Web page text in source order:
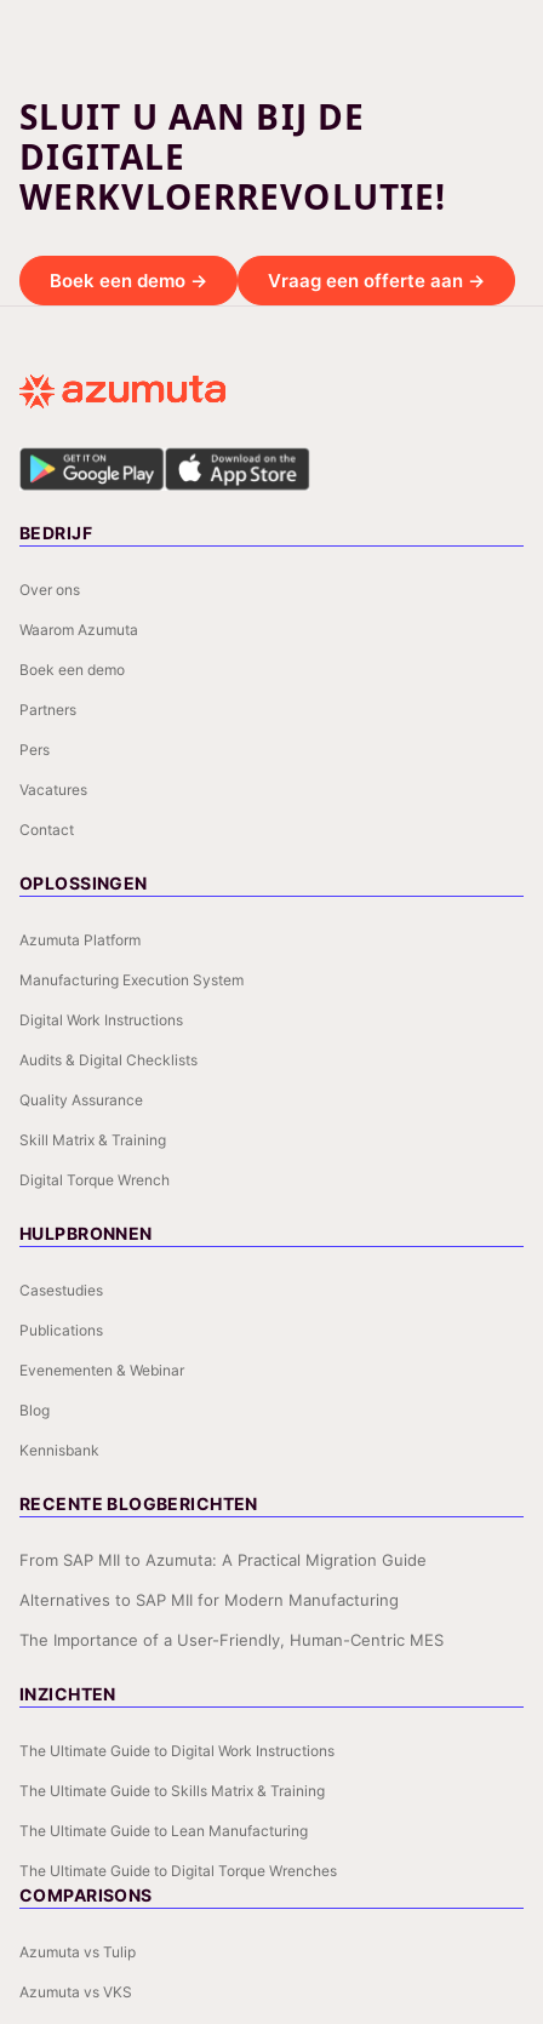
SLUIT U AAN BIJ DE
DIGITALE
WERKVLOERREVOLUTIE!
Boek een demo → Vraag een offerte aan →
BEDRIJF
Over ons
Waarom Azumuta
Boek een demo
Partners
Pers
Vacatures
Contact
OPLOSSINGEN
Azumuta Platform
Manufacturing Execution System
Digital Work Instructions
Audits & Digital Checklists
Quality Assurance
Skill Matrix & Training
Digital Torque Wrench
HULPBRONNEN
Casestudies
Publications
Evenementen & Webinar
Blog
Kennisbank
RECENTE BLOGBERICHTEN
From SAP MII to Azumuta: A Practical Migration Guide
Alternatives to SAP MII for Modern Manufacturing
The Importance of a User-Friendly, Human-Centric MES
INZICHTEN
The Ultimate Guide to Digital Work Instructions
The Ultimate Guide to Skills Matrix & Training
The Ultimate Guide to Lean Manufacturing
The Ultimate Guide to Digital Torque Wrenches
COMPARISONS
Azumuta vs Tulip
Azumuta vs VKS